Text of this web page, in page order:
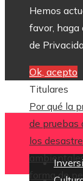
Hemos
favor, haga
de
Ok, acepto
Titulares
Por qué la
de pruebas
los
forma de